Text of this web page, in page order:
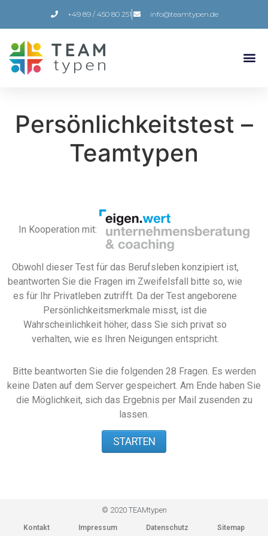
+49 89 / 450 80 251 info@teamtypen.de
Persönlichkeitstest –
Teamtypen
In Kooperation mit:
Obwohl dieser Test für das Berufsleben konzipiert ist,
beantworten Sie die Fragen im Zweifelsfall bitte so, wie
es für Ihr Privatleben zutrifft. Da der Test angeborene
Persönlichkeitsmerkmale misst, ist die
Wahrscheinlichkeit höher, dass Sie sich privat so
verhalten, wie es Ihren Neigungen entspricht.
Bitte beantworten Sie die folgenden 28 Fragen. Es werden
keine Daten auf dem Server gespeichert. Am Ende haben Sie
die Möglichkeit, sich das Ergebnis per Mail zusenden zu
lassen.
STARTEN
© 2020 TEAMtypen
Kontakt Impressum Datenschutz Sitemap